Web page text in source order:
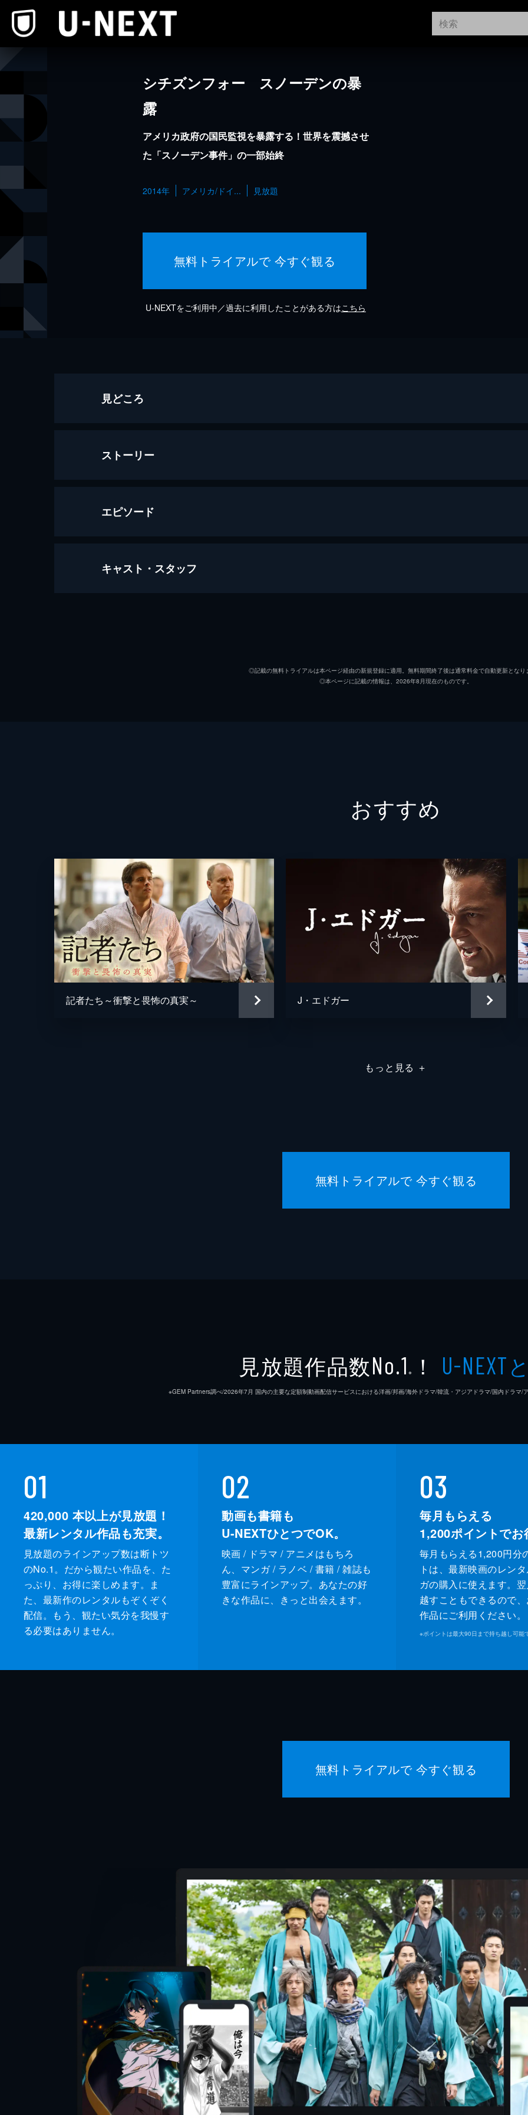
シチズンフォー スノーデンの暴
露
アメリカ政府の国民監視を暴露する！世界を震撼させ
た「スノーデン事件」の一部始終
2014年 アメリカ/ドイ... 見放題
無料トライアルで 今すぐ観る
U-NEXTをご利用中／過去に利用したことがある方はこちら
見どころ
ストーリー
エピソード
シチズンフォー スノーデンの暴露
キャスト・スタッフ
ディルク・ヴィルツキー
◎記載の無料トライアルは本ページ経由の新規登録に適用。無料期間終了後は通常料金で自動更新となり
◎本ページに記載の情報は、2026年8月現在のものです。
おすすめ
記者たち～衝撃と畏怖の真実～ J・エドガー
もっと見る ＋
無料トライアルで 今すぐ観る
見放題作品数No.1 ※ ！ U-NEXT
※GEM Partners調べ/2026年7⽉ 国内の主要な定額制動画配信サービスにおける洋画/邦画/海外ドラマ/韓流・アジアドラマ/国内ドラマ/
01
420,000 本以上が見放題！
最新レンタル作品も充実。
見放題のラインアップ数は断トツ
のNo.1。だから観たい作品を、た
っぷり、お得に楽しめます。ま
た、最新作のレンタルもぞくぞく
配信。もう、観たい気分を我慢す
る必要はありません。
02
動画も書籍も
U-NEXTひとつでOK。
映画 / ドラマ / アニメはもちろ
ん、マンガ / ラノベ / 書籍 / 雑誌も
豊富にラインアップ。あなたの好
きな作品に、きっと出会えます。
03
毎月もらえる
1,200ポイントでお
毎月もらえる1,200円分
トは、最新映画のレン
ガの購入に使えます。
越すこともできるので
作品にご利用ください。
※ポイントは最大90日まで持ち越し可能
無料トライアルで 今すぐ観る